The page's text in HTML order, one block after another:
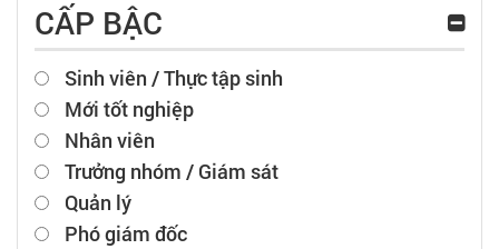
CẤP BẬC
Sinh viên / Thực tập sinh
Mới tốt nghiệp
Nhân viên
Trưởng nhóm / Giám sát
Quản lý
Phó giám đốc